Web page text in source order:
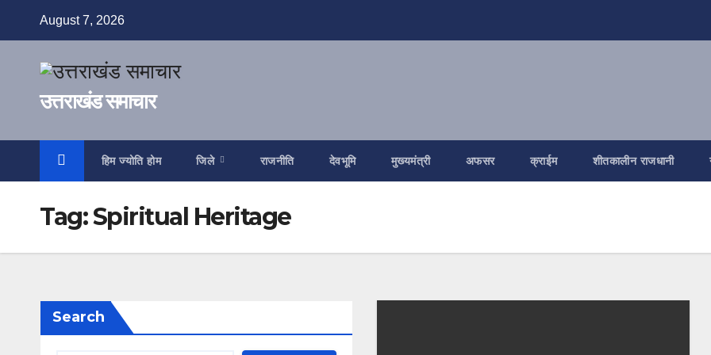
August 7, 2026
उत्तराखंड समाचार
हिम ज्योति होम जिले राजनीति देवभूमि मुख्यमंत्री अफसर क्राईम शीतकालीन राजधानी
Tag:Spiritual Heritage
Search